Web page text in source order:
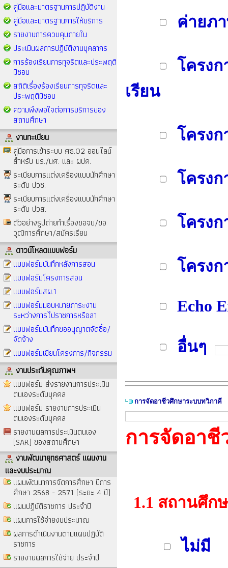
คู่มือและมาตรฐานการปฏิบัติงาน
คู่มือและมาตรฐานการให้บริการ
รายงานการควบคุมภายใน
ประเมินผลการปฏิบัติงานบุคลากร
การร้องเรียนการทุจริตและประพฤติ
มิชอบ
สถิติเรื่องร้องเรียนการทุจริตและ
ประพฤติมิชอบ
ความพึงพอใจต่อการบริการของ
สถานศึกษา
งานทะเบียน
คู่มือการเข้าระบบ ศธ.02 ออนไลน์
สำหรับ นร./นศ. และ ผปค.
ระเบียบการแต่งเครื่องแบบนักศึกษา
ระดับ ปวช.
ระเบียบการแต่งเครื่องแบบนักศึกษา
ระดับ ปวส.
ตัวอย่างรูปถ่ายทำเรื่องขอจบ/ขอ
วุฒิการศึกษา/สมัครเรียน
ดาวน์โหลดแบบฟอร์ม
แบบฟอร์มบันทึกหลังการสอน
แบบฟอร์มโครงการสอน
แบบฟอร์มสผ.1
แบบฟอร์มมอบหมายภาระงาน
ระหว่างการไปราชการหรือลา
แบบฟอร์มบันทึกขออนุญาตจัดซื้อ/
จัดจ้าง
แบบฟอร์มเขียนโครงการ/กิจกรรม
งานประกันคุณภาพฯ
แบบฟอร์ม ส่งรายงานการประเมิน
ตนเองระดับบุคคล
แบบฟอร์ม รายงานการประเมิน
ตนเองระดับบุคคล
รายงานผลการประเมินตนเอง
(SAR) ของสถานศึกษา
งานพัฒนายุทธศาสตร์ แผนงาน
และงบประมาณ
แผนพัฒนาการจัดการศึกษา ปีการ
ศึกษา 2568 - 2571 (ระยะ 4 ปี)
แผนปฏิบัติราชการ ประจำปี
แผนการใช้จ่ายงบประมาณ
ผลการดำเนินงานตามแผนปฏิบัติ
ราชการ
รายงานผลการใช้จ่าย ประจำปี
ค่ายภ
โครง
เรียน
โครง
โครง
โครง
โครง
Echo
อื่นๆ
การจัดอาชีวศึกษาระบบทวิภาคี
การจัดอา
1.1 สถานศึก
ไม่มี